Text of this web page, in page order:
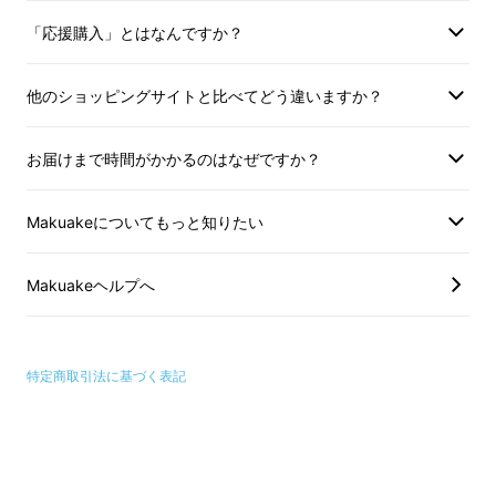
「応援購入」とはなんですか？
他のショッピングサイトと比べてどう違いますか？
お届けまで時間がかかるのはなぜですか？
Makuakeについてもっと知りたい
Makuakeヘルプへ
特定商取引法に基づく表記